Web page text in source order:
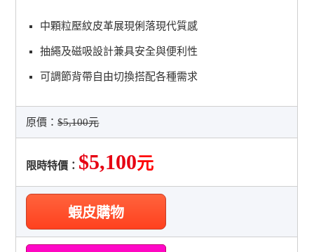
中顆粒壓紋皮革展現俐落現代質感
抽繩及磁吸設計兼具安全與便利性
可調節背帶自由切換搭配各種需求
原價：$5,100元
限時特價： $5,100元
蝦皮購物